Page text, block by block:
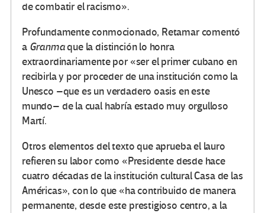
de combatir el racismo».
Profundamente conmocionado, Retamar comentó
a Granmaque la distinción lo honra
extraordinariamente por «ser el primer cubano en
recibirla y por proceder de una institución como la
Unesco –que es un verdadero oasis en este
mundo– de la cual habría estado muy orgulloso
Martí.
Otros elementos del texto que aprueba el lauro
refieren su labor como «Presidente desde hace
cuatro décadas de la institución cultural Casa de las
Américas», con lo que «ha contribuido de manera
permanente, desde este prestigioso centro, a la